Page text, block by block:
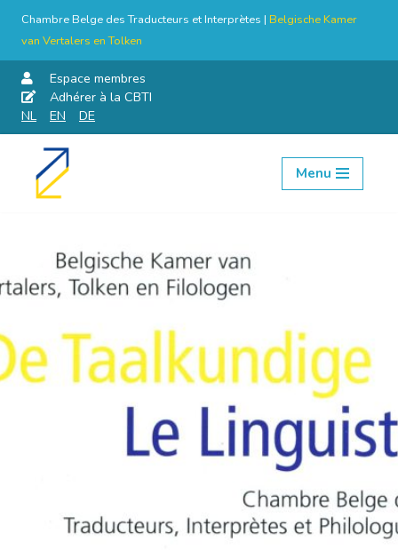
Chambre Belge des Traducteurs et Interprètes | Belgische Kamer
van Vertalers en Tolken
Espace membres
Adhérer à la CBTI
NL
EN DE
Aller
Menu